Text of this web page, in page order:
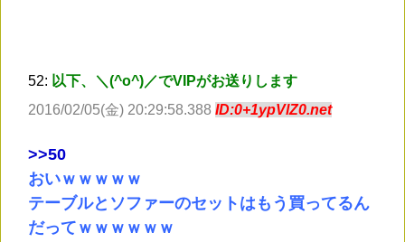
52: 以下、＼(^o^)／でVIPがお送りします
2016/02/05(金) 20:29:58.388 ID:0+1ypVlZ0.net
>>50
おいｗｗｗｗｗ
テーブルとソファーのセットはもう買ってるん
だってｗｗｗｗｗｗ